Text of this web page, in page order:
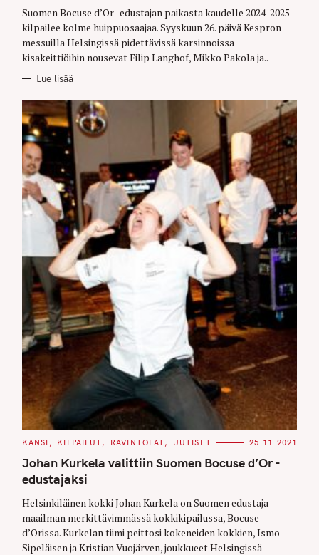
I
E
S
Suomen Bocuse d’Or -edustajan paikasta kaudelle 2024-2025
kilpailee kolme huippuosaajaa. Syyskuun 26. päivä Kespron
messuilla Helsingissä pidettävissä karsinnoissa
kisakeittiöihin nousevat Filip Langhof, Mikko Pakola ja..
Lue lisää
C
T
E
G
O
I
S
KANSI KILPAILUT RAVINTOLAT UUTISET 25.11.2021
Johan Kurkela valittiin Suomen Bocuse d’Or -
edustajaksi
Helsinkiläinen kokki Johan Kurkela on Suomen edustaja
maailman merkittävimmässä kokkikipailussa, Bocuse
d’Orissa. Kurkelan tiimi peittosi kokeneiden kokkien, Ismo
Sipeläisen ja Kristian Vuojärven, joukkueet Helsingissä